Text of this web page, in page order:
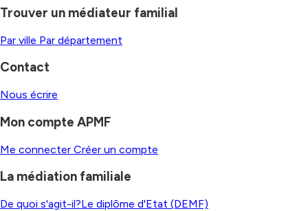
Trouver un médiateur familial
Par ville Par département
Contact
Nous écrire
Mon compte APMF
Me connecter Créer un compte
La médiation familiale
De quoi s'agit-il?Le diplôme d'Etat (DEMF)